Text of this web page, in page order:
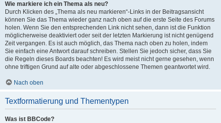
Wie markiere ich ein Thema als neu?
Durch Klicken des „Thema als neu markieren“-Links in der Beitragsansicht
können Sie das Thema wieder ganz nach oben auf die erste Seite des Forums
holen. Wenn Sie den entsprechenden Link nicht sehen, dann ist die Funktion
möglicherweise deaktiviert oder seit der letzten Markierung ist nicht genügend
Zeit vergangen. Es ist auch möglich, das Thema nach oben zu holen, indem
Sie einfach eine Antwort darauf schreiben. Stellen Sie jedoch sicher, dass Sie
die Regeln dieses Boards beachten! Es wird meist nicht gerne gesehen, wenn
ohne triftigen Grund auf alte oder abgeschlossene Themen geantwortet wird.
Nach oben
Textformatierung und Thementypen
Was ist BBCode?